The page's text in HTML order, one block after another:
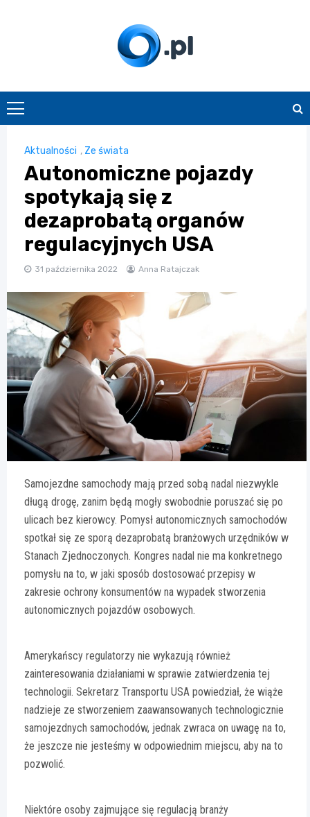
O.pl
Aktualności , Ze świata
Autonomiczne pojazdy
spotykają się z
dezaprobatą organów
regulacyjnych USA
31 października 2022 Anna Ratajczak
Samojezdne samochody mają przed sobą nadal niezwykle
długą drogę, zanim będą mogły swobodnie poruszać się po
ulicach bez kierowcy. Pomysł autonomicznych samochodów
spotkał się ze sporą dezaprobatą branżowych urzędników w
Stanach Zjednoczonych. Kongres nadal nie ma konkretnego
pomysłu na to, w jaki sposób dostosować przepisy w
zakresie ochrony konsumentów na wypadek stworzenia
autonomicznych pojazdów osobowych.
Amerykańscy regulatorzy nie wykazują również
zainteresowania działaniami w sprawie zatwierdzenia tej
technologii. Sekretarz Transportu USA powiedział, że wiąże
nadzieje ze stworzeniem zaawansowanych technologicznie
samojezdnych samochodów, jednak zwraca on uwagę na to,
że jeszcze nie jesteśmy w odpowiednim miejscu, aby na to
pozwolić.
Niektóre osoby zajmujące się regulacją branży